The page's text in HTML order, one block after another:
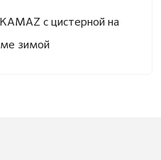
с цистерной на
зимой